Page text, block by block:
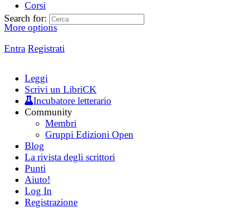
Corsi
More options
Entra Registrati
Search for:
Leggi
Scrivi un LibriCK
Incubatore letterario
Community
Membri
Gruppi Edizioni Open
Blog
La rivista degli scrittori
Punti
Aiuto!
Log In
Registrazione